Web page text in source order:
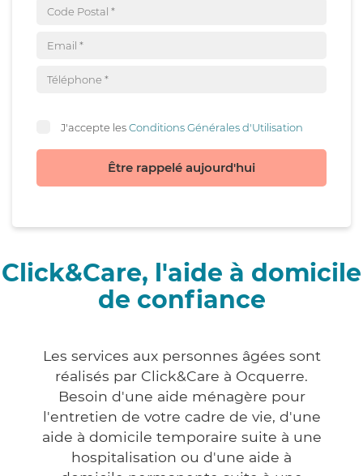
J'accepte lesConditions Générales d'Utilisation
Être rappelé aujourd'hui
Click&Care, l'aide à domicile
de confiance
Les services aux personnes âgées sont
réalisés par Click&Care à Ocquerre.
Besoin d'une aide ménagère pour
l'entretien de votre cadre de vie, d'une
aide à domicile temporaire suite à une
hospitalisation ou d'une aide à